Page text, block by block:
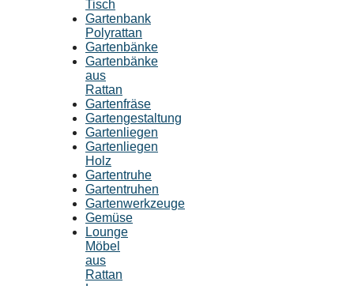
Tisch
Gartenbank
Polyrattan
Gartenbänke
Gartenbänke
aus
Rattan
Gartenfräse
Gartengestaltung
Gartenliegen
Gartenliegen
Holz
Gartentruhe
Gartentruhen
Gartenwerkzeuge
Gemüse
Lounge
Möbel
aus
Rattan